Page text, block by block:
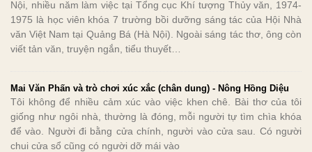
Nội, nhiều năm làm việc tại Tổng cục Khí tượng Thủy văn, 1974-
1975 là học viên khóa 7 trường bồi dưỡng sáng tác của Hội Nhà
văn Việt Nam tại Quảng Bá (Hà Nội). Ngoài sáng tác thơ, ông còn
viết tản văn, truyện ngắn, tiểu thuyết…
Mai Văn Phấn và trò chơi xúc xắc (chân dung) - Nông Hồng Diệu
Tôi không để nhiều cảm xúc vào việc khen chê. Bài thơ của tôi
giống như ngôi nhà, thường là đóng, mỗi người tự tìm chìa khóa
để vào. Người đi bằng cửa chính, người vào cửa sau. Có người
chui cửa sổ cũng có người dỡ mái vào